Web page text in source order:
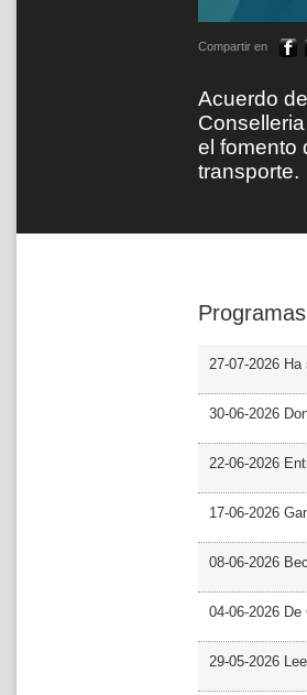
Compartir en
Acuerdo
el fomento
transporte.
27-07-2026
30-06-2026
22-06-2026
17-06-2026
08-06-2026
04-06-2026
29-05-2026